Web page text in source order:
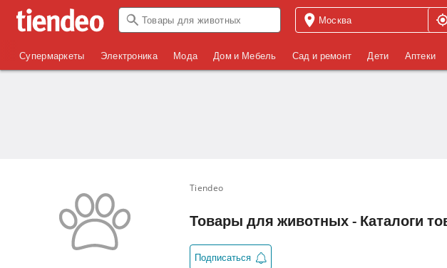
Супермаркеты Электроника Мода Дом и Мебель Сад и ремонт Дети Аптеки
Tiendeo
Товары для животных - Каталоги
Подписаться